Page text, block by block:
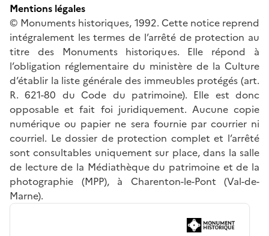
Mentions légales
© Monuments historiques, 1992. Cette notice reprend
intégralement les termes de l’arrêté de protection au
titre des Monuments historiques. Elle répond à
l’obligation réglementaire du ministère de la Culture
d’établir la liste générale des immeubles protégés (art.
R. 621-80 du Code du patrimoine). Elle est donc
opposable et fait foi juridiquement. Aucune copie
numérique ou papier ne sera fournie par courrier ni
courriel. Le dossier de protection complet et l’arrêté
sont consultables uniquement sur place, dans la salle
de lecture de la Médiathèque du patrimoine et de la
photographie (MPP), à Charenton-le-Pont (Val-de-
Marne).